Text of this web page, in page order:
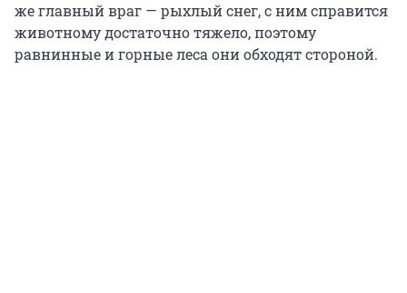
же главный враг — рыхлый снег, с ним справится
животному достаточно тяжело, поэтому
равнинные и горные леса они обходят стороной.